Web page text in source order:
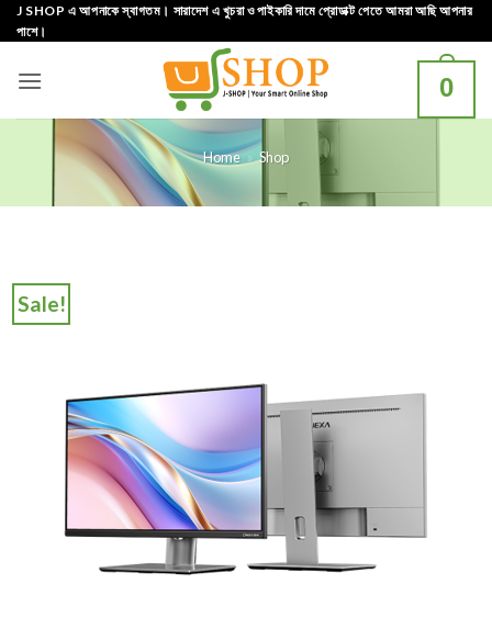
Skip
to
J SHOP এ আপনাকে স্বাগতম। সারাদেশ এ খুচরা ও পাইকারি দামে প্রোডাক্ট পেতে আমরা আছি আপনার
পাশে।
0
Home » Shop
Sale!